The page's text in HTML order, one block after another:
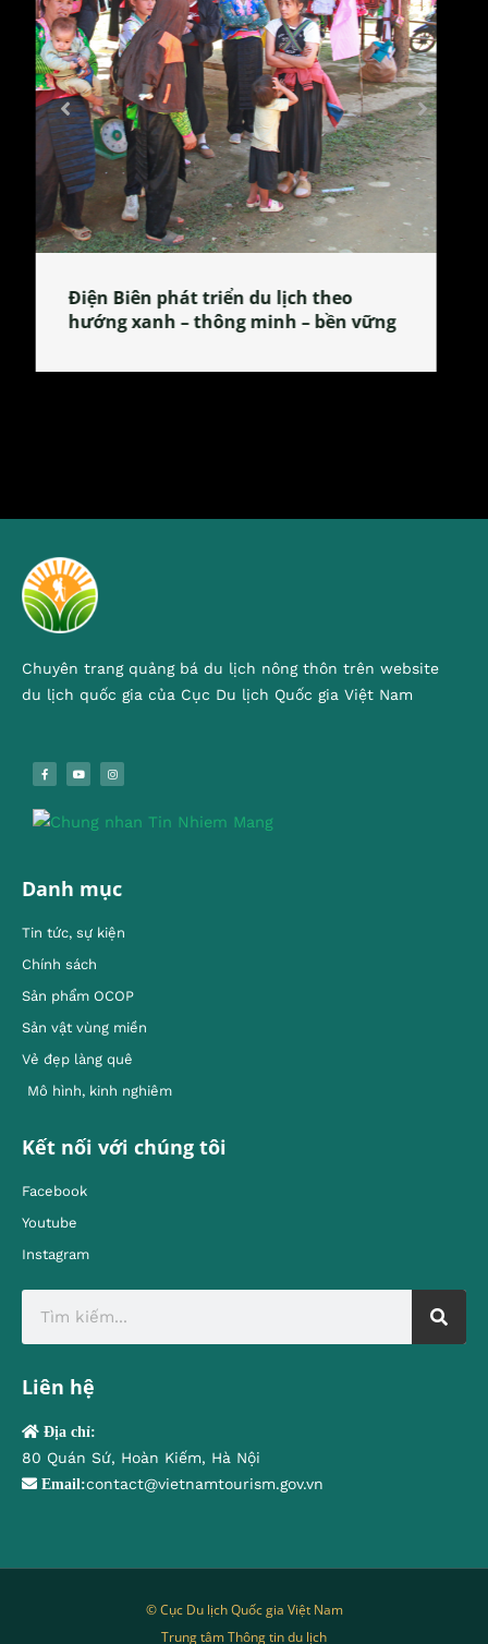
Làng làm bánh tẻ Phú Nhi – nơi lan
tỏa đặc sản xứ Đoài
Chuyên trang quảng bá du lịch nông thôn trên website
du lịch quốc gia của Cục Du lịch Quốc gia Việt Nam
Danh mục
Tin tức, sự kiện
Chính sách
Sản phẩm OCOP
Sản vật vùng miền
Vẻ đẹp làng quê
Mô hình, kinh nghiêm
Kết nối với chúng tôi
Facebook
Youtube
Instagram
Liên hệ
Địa chỉ:
80 Quán Sứ, Hoàn Kiếm, Hà Nội
Email:contact@vietnamtourism.gov.vn
© Cục Du lịch Quốc gia Việt Nam
Trung tâm Thông tin du lịch